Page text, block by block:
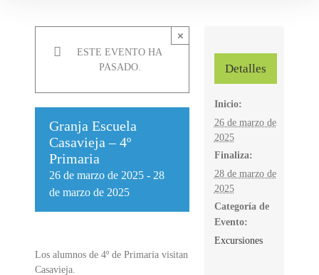
ESTE EVENTO HA
PASADO.
×
Granja Escuela
Casavieja – 4º
Primaria
26 de marzo de 2025 - 28
de marzo de 2025
Los alumnos de 4º de Primaria visitan
Casavieja.
Detalles
Inicio:
26 de marzo de
2025
Finaliza:
28 de marzo de
2025
Categoría de
Evento:
Excursiones